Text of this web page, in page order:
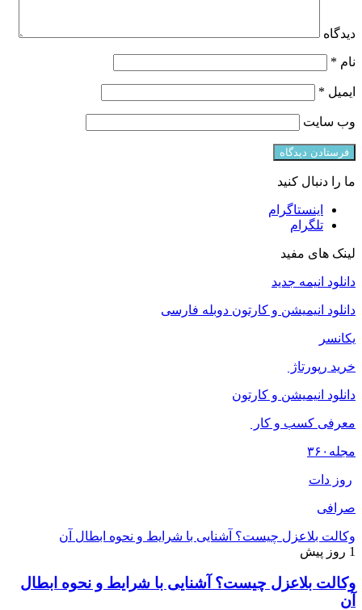
دیدگاه
نام *
ایمیل *
وب‌ سایت
ما را دنبال کنید
اینستاگرام
تلگرام
لینک های مفید
دانلود انیمه جدید
دانلود انیمیشن و کارتون دوبله فارسی
یکانسر
خرید رپورتاژ
دانلود انیمیشن و کارتون
معرفی کسب و کار
مجله ۳۶۰
روز دات
صرافی
وکالت بلاعزل چیست؟ آشنایی با شرایط و نحوه ابطال آن
1 روز پیش
وکالت بلاعزل چیست؟ آشنایی با شرایط و نحوه ابطال
آن